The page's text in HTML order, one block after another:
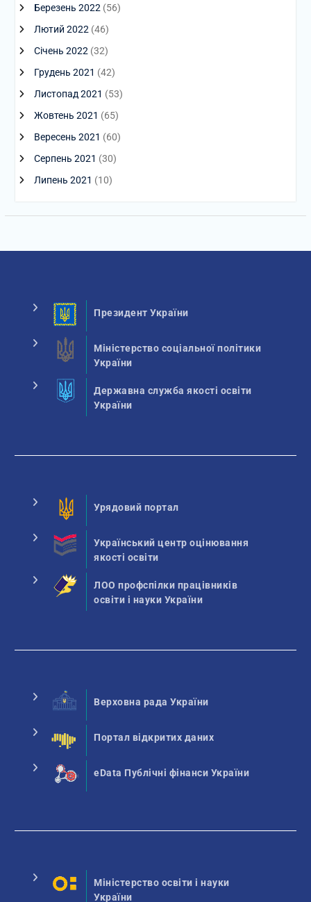
Березень 2022 (56)
Лютий 2022 (46)
Січень 2022 (32)
Грудень 2021 (42)
Листопад 2021 (53)
Жовтень 2021 (65)
Вересень 2021 (60)
Серпень 2021 (30)
Липень 2021 (10)
Президент України
Міністерство соціальної політики
України
Державна служба якості освіти
України
Урядовий портал
Український центр оцінювання
якості освіти
ЛОО профспілки працівників
освіти і науки України
Верховна рада України
Портал відкритих даних
eData Публічні фінанси України
Міністерство освіти і науки
України